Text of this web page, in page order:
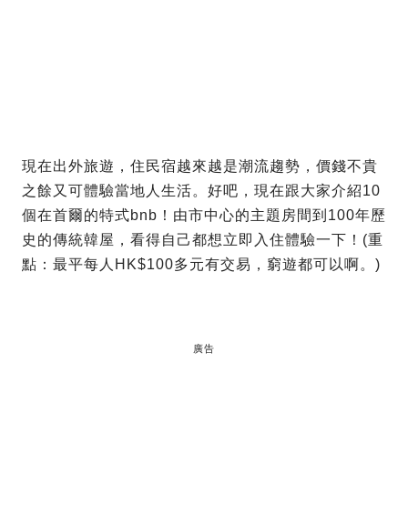
現在出外旅遊，住民宿越來越是潮流趨勢，價錢不貴
之餘又可體驗當地人生活。好吧，現在跟大家介紹10
個在首爾的特式bnb！由市中心的主題房間到100年歷
史的傳統韓屋，看得自己都想立即入住體驗一下！(重
點：最平每人HK$100多元有交易，窮遊都可以啊。)
廣告